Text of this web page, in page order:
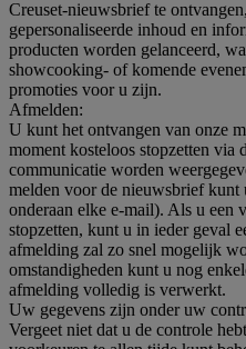
Creuset-nieuwsbrief te
gepersonaliseerde inhoud en
producten worden gelanceerd,
showcooking- of komende
promoties voor u zijn.
Afmelden:
U kunt het ontvangen van onze
moment kosteloos stopzetten via
communicatie worden
melden voor de nieuwsbrief
onderaan elke e-mail). Als u een
stopzetten, kunt u in ieder geval
afmelding zal zo snel mogelijk
omstandigheden kunt u nog
afmelding volledig is verwerkt.
Uw gegevens zijn onder uw
Vergeet niet dat u de controle